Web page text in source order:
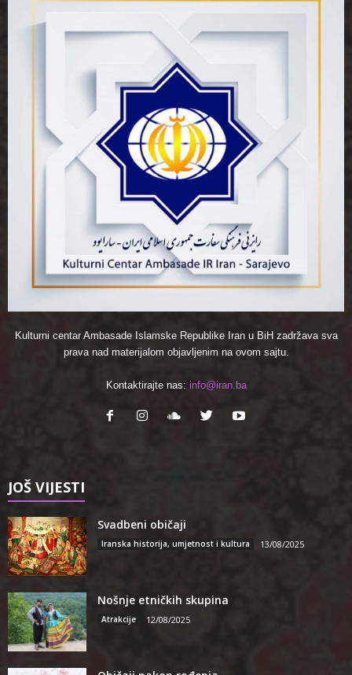
Kulturni centar Ambasade Islamske Republike Iran u BiH zadržava sva
prava nad materijalom objavljenim na ovom sajtu.
Kontaktirajte nas: info@iran.ba
JOŠ VIJESTI
Svadbeni običaji
Iranska historija, umjetnost i kultura 13/08/2025
Nošnje etničkih skupina
Atrakcije 12/08/2025